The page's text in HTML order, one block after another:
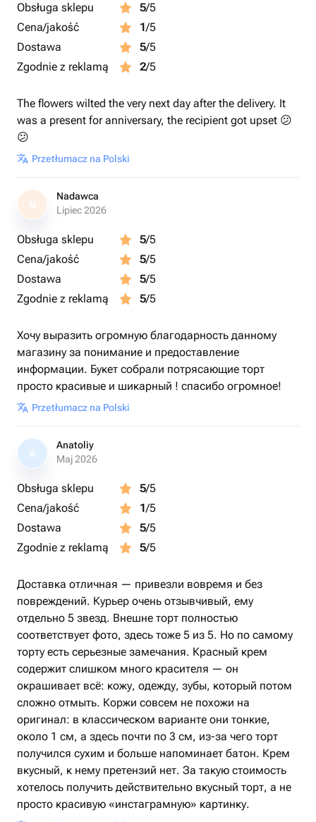
Obsługa sklepu 5/5
Cena/jakość
1/5
Dostawa
5/5
Zgodnie z reklamą
2/5
The flowers wilted the very next day after the delivery. It
was a present for anniversary, the recipient got upset 😕
😕
Przetłumacz na Polski
N
Nadawca
Lipiec 2026
Obsługa sklepu 5/5
Cena/jakość
5/5
Dostawa
5/5
Zgodnie z reklamą
5/5
Хочу выразить огромную благодарность данному
магазину за понимание и предоставление
информации. Букет собрали потрясающие торт
просто красивые и шикарный ! спасибо огромное!
Przetłumacz na Polski
A
Anatoliy
Maj 2026
Obsługa sklepu 5/5
Cena/jakość
1/5
Dostawa
5/5
Zgodnie z reklamą
5/5
Доставка отличная — привезли вовремя и без
повреждений. Курьер очень отзывчивый, ему
отдельно 5 звезд. Внешне торт полностью
соответствует фото, здесь тоже 5 из 5. Но по самому
торту есть серьезные замечания. Красный крем
содержит слишком много красителя — он
окрашивает всё: кожу, одежду, зубы, который потом
сложно отмыть. Коржи совсем не похожи на
оригинал: в классическом варианте они тонкие,
около 1 см, а здесь почти по 3 см, из-за чего торт
получился сухим и больше напоминает батон. Крем
вкусный, к нему претензий нет. За такую стоимость
хотелось получить действительно вкусный торт, а не
просто красивую «инстаграмную» картинку.